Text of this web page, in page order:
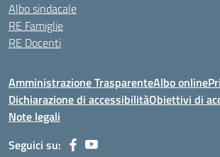
Albo sindacale
RE Famiglie
RE Docenti
Amministrazione TrasparenteAlbo online
Dichiarazione di accessibilitàObiettivi di
Note legali
Seguici su: